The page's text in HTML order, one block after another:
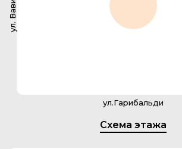
ул.Гарибальди
Схема этажа